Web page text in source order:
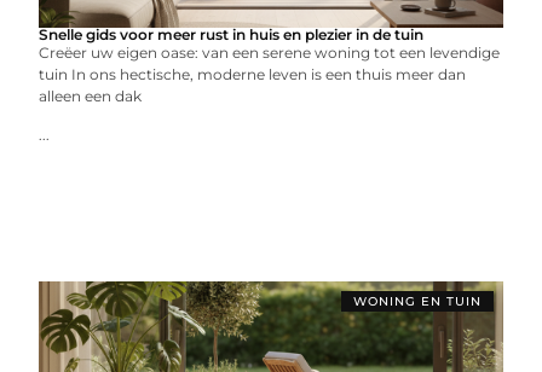
Snelle gids voor meer rust in huis en plezier in de tuin
Creëer uw eigen oase: van een serene woning tot een levendige
tuin In ons hectische, moderne leven is een thuis meer dan
alleen een dak
...
WONING EN TUIN